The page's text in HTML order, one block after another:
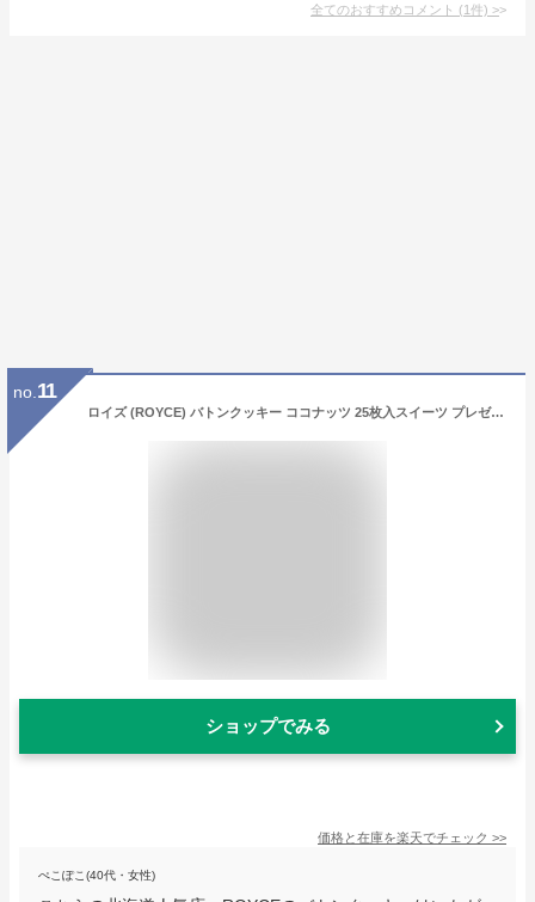
全てのおすすめコメント (1件) >
no. 11
ロイズ (ROYCE) バトンクッキー ココナッツ 25枚入スイーツ プレゼント ギフト プチギフト 誕生日 内祝い 北海道 お土産 贈り物
ショップでみる
価格と在庫を楽天でチェック >>
ぺこぽこ(40代・女性)